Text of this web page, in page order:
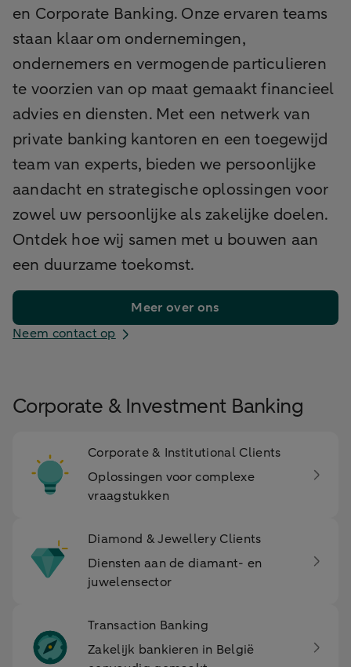
en Corporate Banking. Onze ervaren teams
staan klaar om ondernemingen,
ondernemers en vermogende particulieren
te voorzien van op maat gemaakt financieel
advies en diensten. Met een netwerk van
private banking kantoren en een toegewijd
team van experts, bieden we persoonlijke
aandacht en strategische oplossingen voor
zowel uw persoonlijke als zakelijke doelen.
Ontdek hoe wij samen met u bouwen aan
een duurzame toekomst.
Meer over ons
Neem contact op
Corporate & Investment Banking
Corporate & Institutional Clients
Oplossingen voor complexe
vraagstukken
Diamond & Jewellery Clients
Diensten aan de diamant- en
juwelensector
Transaction Banking
Zakelijk bankieren in België